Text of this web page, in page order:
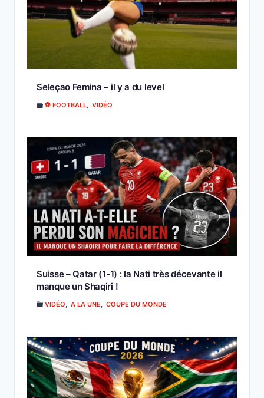
Seleçao Femina – il y a du level
⚽ FOOTBALL, VIDÉO
Suisse – Qatar (1-1) : la Nati très décevante il
manque un Shaqiri !
VIDÉO A LA UNE COUPE DU MONDE